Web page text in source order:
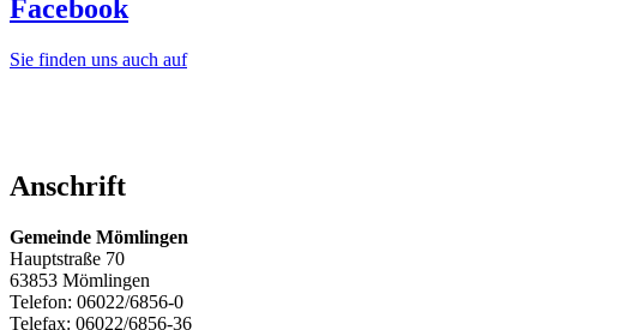
Facebook
Sie finden uns auch auf
Anschrift
Gemeinde Mömlingen
Hauptstraße 70
63853 Mömlingen
Telefon: 06022/6856-0
Telefax: 06022/6856-36